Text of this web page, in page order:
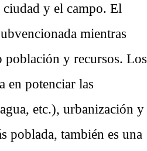
y el campo. El
mientras
población y recursos. Los
en potenciar las
etc.), urbanización y
poblada, también es una